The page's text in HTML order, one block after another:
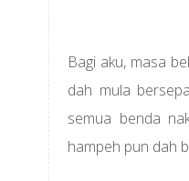
Bagi aku, masa
dah mula
semua benda
hampeh pun dah